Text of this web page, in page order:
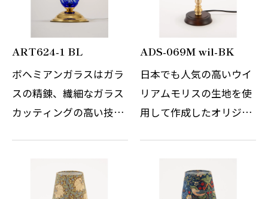
ART624-1 BL
ボヘミアンガラスはガラ
スの精錬、繊細なガラス
カッティングの高い技術
了し続けているチェコの
伝統的なこちらのテーブ
ADS-069M wil-BK
日本でも人気の高いウイ
リアムモリスの生地を使
用して作成したオリジナ
然をモチーフにしたデザ
インは今なお世界中の多